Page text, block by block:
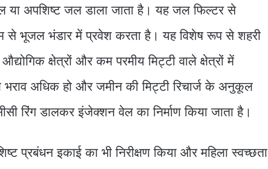
या अपशिष्ट जल डाला जाता है। यह जल फिल्टर से
से भूजल भंडार में प्रवेश करता है। यह विशेष रूप से शहरी
क्षेत्रों और कम परमीय मिट्टी वाले क्षेत्रों में
भराव अधिक हो और जमीन की मिट्टी रिचार्ज के अनुकूल
रिंग डालकर इंजेक्शन वेल का निर्माण किया जाता है।
प्रबंधन इकाई का भी निरीक्षण किया और महिला स्वच्छता